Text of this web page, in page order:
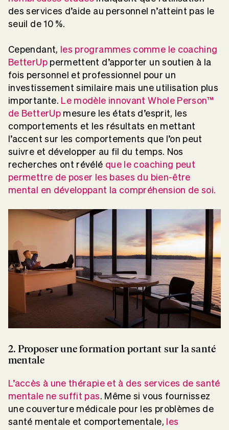
des services d’aide au personnel n’atteint pas le
seuil de 10 %.
Cependant, les programmes comme le coaching
BetterUppermettent d’apporter un soutien à la
fois personnel et professionnel pour un
investissement similaire mais une utilisation plus
importante. Le modèle innovant Whole Person™
de BetterUpmesure les états d’esprit, les
comportements et les résultats en mettant
l’accent sur les comportements que l’on peut
suivre et développer au fil du temps. Nos
recherches ont révélé que le coaching peut
permettre de poser les bases du bien-être
mental en développant la compréhension de soi.
2. Proposer une formation portant sur la santé
mentale
L’accès à une thérapie et à des services de santé
mentale ne suffit pas. Même si vous fournissez
une couverture médicale pour les problèmes de
santé mentale et comportementale, les